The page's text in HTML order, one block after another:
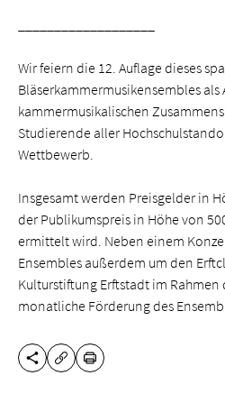
Wir feiern die 12. Auflage dieses
Bläserkammermusikensembles
kammermusikalischen
Studierende aller
Wettbewerb.
Insgesamt werden Preisgelder in
der Publikumspreis in Höhe von
ermittelt wird. Neben einem
Ensembles außerdem um den
Kulturstiftung Erftstadt im
monatliche Förderung des
DIESE SEITE TEILEN
URL KOPIEREN
DRUCKEN